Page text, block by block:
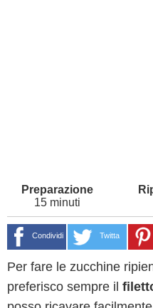
15 minuti
Condividi Twitta
Per fare le zucchine
preferisco sempre il